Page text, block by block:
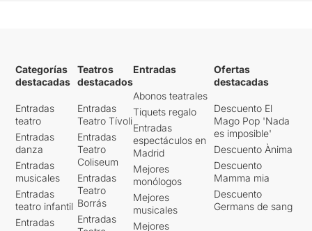
Categorías
destacadas
Entradas
teatro
Entradas
danza
Entradas
musicales
Entradas
teatro infantil
Entradas
Teatros
destacados
Entradas
Teatro Tívoli
Entradas
Teatro
Coliseum
Entradas
Teatro
Borrás
Entradas
Entradas
Abonos teatrales
Tiquets regalo
Entradas
espectáculos en
Madrid
Mejores
monólogos
Mejores
musicales
Mejores
Ofertas
destacadas
Descuento El
Mago Pop 'Nada
es imposible'
Descuento Ànima
Descuento
Mamma mia
Descuento
Germans de sang